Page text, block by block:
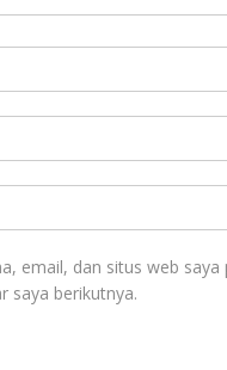
email, dan situs web saya
saya berikutnya.